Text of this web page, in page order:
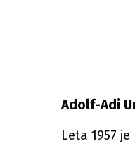
Adolf-Adi
Leta 1957